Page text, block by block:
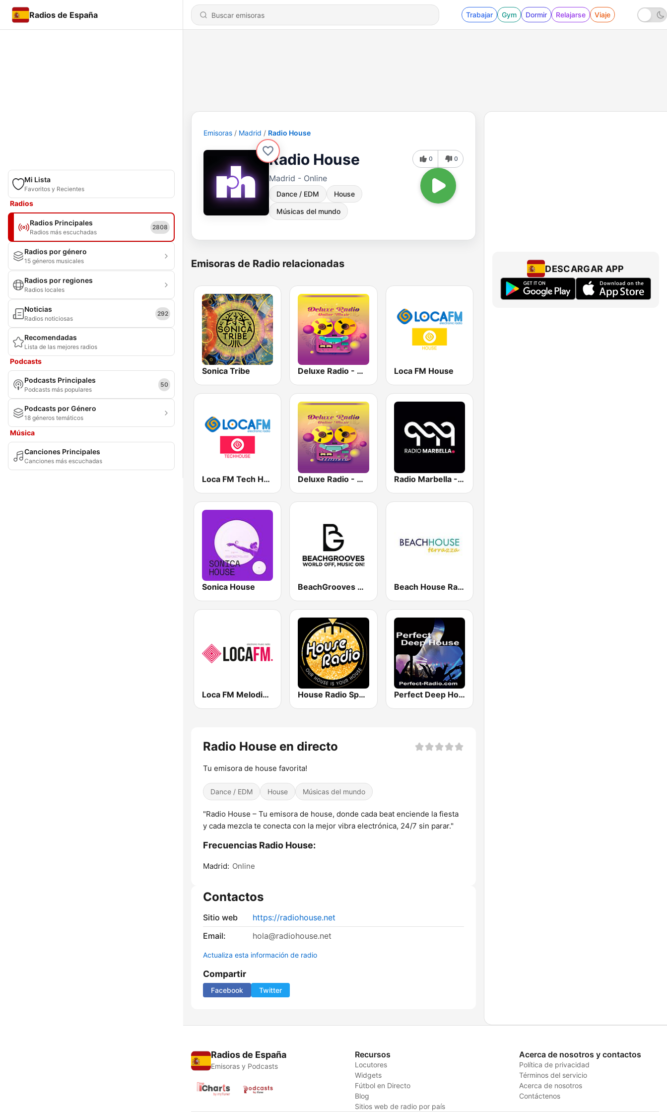
Radios de España Trabajar Gym Dormir Relajarse Viaje
Mi Lista
Favoritos y Recientes
Radios
Radios Principales
Radios más escuchadas
2808
Radios por género
15 géneros musicales
Radios por regiones
Radios locales
Noticias
Radios noticiosas
292
Recomendadas
Lista de las mejores radios
Podcasts
Podcasts Principales
Podcasts más populares
50
Podcasts por Género
18 géneros temáticos
Música
Canciones Principales
Canciones más escuchadas
Emisoras Madrid Radio House
Radio House
Madrid - Online
Dance / EDM House
Músicas del mundo
0 0
Emisoras de Radio relacionadas
Sonica Tribe Deluxe Radio - Deep House Loca FM House
Loca FM Tech House Deluxe Radio - House Radio Marbella - Vocal Deep House
Sonica House BeachGrooves Radio Beach House Radio Terrazza
Loca FM Melodic Techno House Radio Spain Perfect Deep House
Radio House en directo
Tu emisora de house favorita!
Dance / EDM House Músicas del mundo
"Radio House – Tu emisora de house, donde cada beat enciende la fiesta
y cada mezcla te conecta con la mejor vibra electrónica, 24/7 sin parar."
Frecuencias Radio House:
Madrid: Online
Contactos
Sitio web
https://radiohouse.net
Email:
hola@radiohouse.net
Actualiza esta información de radio
Compartir
Facebook Twitter
DESCARGAR APP
Radios de España
Emisoras y Podcasts
Recursos
Locutores
Widgets
Fútbol en Directo
Blog
Sitios web de radio por país
Acerca de nosotros y contactos
Política de privacidad
Términos del servicio
Acerca de nosotros
Contáctenos